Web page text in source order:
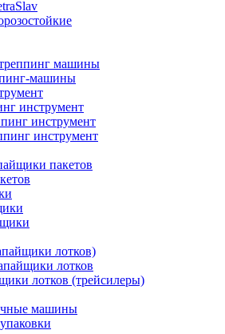
машины
машины
инструмент
инструмент
инструмент
пакетов
лотков)
лотков
лотков (трейсилеры)
машины